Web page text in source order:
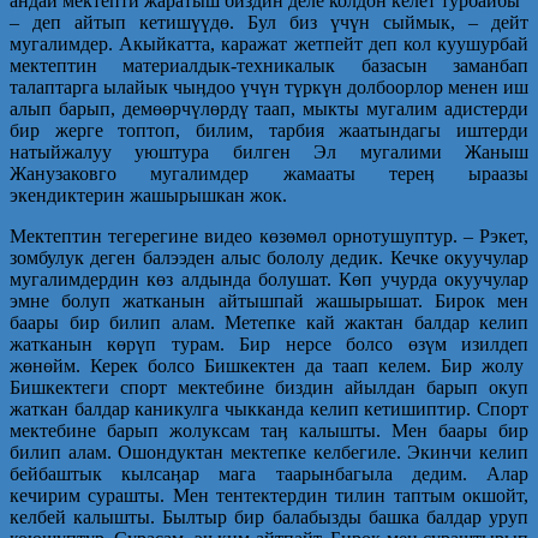
– деп айтып кетишүүдө. Бул биз үчүн сыймык, – дейт
мугалимдер. Акыйкатта, каражат жетпейт деп кол куушурбай
мектептин материалдык-техникалык базасын заманбап
талаптарга ылайык чыӊдоо үчүн түркүн долбоорлор менен иш
алып барып, демөөрчүлөрдү таап, мыкты мугалим адистерди
бир жерге топтоп, билим, тарбия жаатындагы иштерди
натыйжалуу уюштура билген Эл мугалими Жаныш
Жанузаковго мугалимдер жамааты тереӊ ыраазы
экендиктерин жашырышкан жок.
Мектептин тегерегине видео көзөмөл орнотушуптур. – Рэкет,
зомбулук деген балээден алыс бололу дедик. Кечке окуучулар
мугалимдердин көз алдында болушат. Көп учурда окуучулар
эмне болуп жатканын айтышпай жашырышат. Бирок мен
баары бир билип алам. Метепке кай жактан балдар келип
жатканын көрүп турам. Бир нерсе болсо өзүм изилдеп
жөнөйм. Керек болсо Бишкектен да таап келем. Бир жолу
Бишкектеги спорт мектебине биздин айылдан барып окуп
жаткан балдар каникулга чыкканда келип кетишиптир. Спорт
мектебине барып жолуксам таӊ калышты. Мен баары бир
билип алам. Ошондуктан мектепке келбегиле. Экинчи келип
бейбаштык кылсаӊар мага таарынбагыла дедим. Алар
кечирим сурашты. Мен тентектердин тилин таптым окшойт,
келбей калышты. Былтыр бир балабызды башка балдар уруп